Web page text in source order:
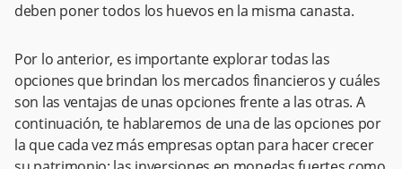
deben poner todos los huevos en la misma canasta.
Por lo anterior, es importante explorar todas las
opciones que brindan los mercados financieros y cuáles
son las ventajas de unas opciones frente a las otras. A
continuación, te hablaremos de una de las opciones por
la que cada vez más empresas optan para hacer crecer